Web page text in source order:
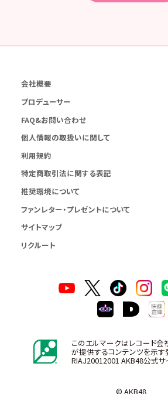
会社概要
プロデューサー
FAQ&お問い合わせ
個人情報の取扱いに関して
利用規約
特定商取引法に関する表記
推奨環境について
ファンレター・プレゼントについて
サイトマップ
リクルート
このエルマークはレコード会
が提供するコンテンツを示す
RIAJ20012001 AKB48公式サ
© AKB48